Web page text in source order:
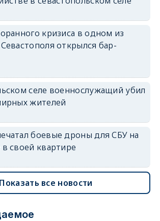
кризиса в одном из
открылся бар-
селе военнослужащий убил
жителей
боевые дроны для СБУ на
своей квартире
Показать все новости